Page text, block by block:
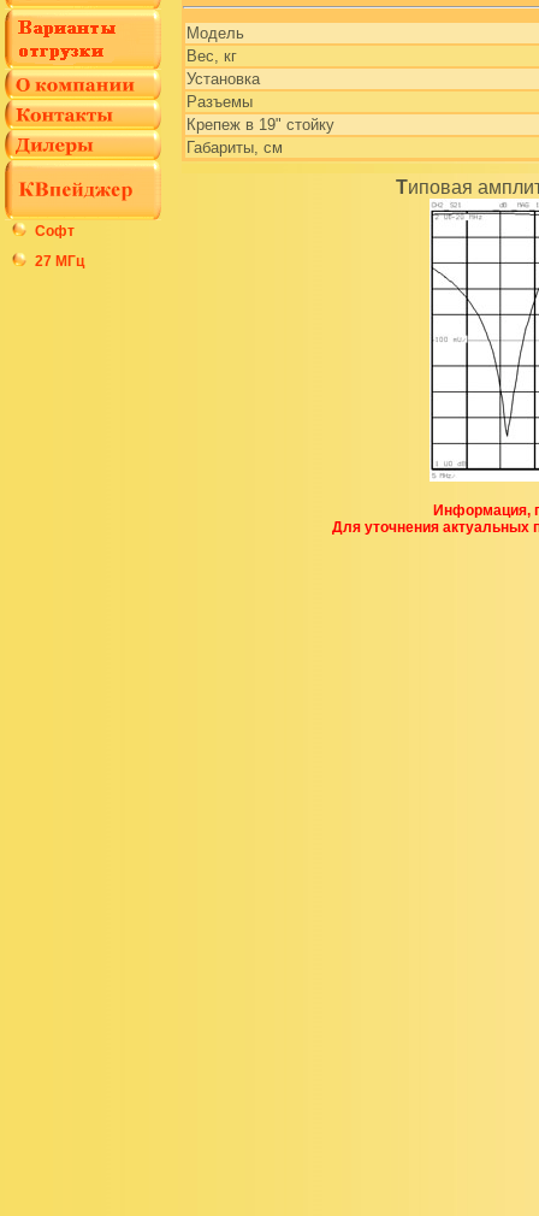
Софт
27 МГц
Модель
Вес, кг
Установка
Разъемы
Крепеж в 19" стойку
Габариты, см
Типовая
Информация,
Для уточнения актуальных